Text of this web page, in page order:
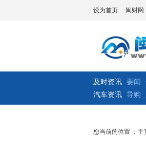
设为首页 闽财网
及时资讯 要闻
汽车资讯 导购
您当前的位置 ： 主